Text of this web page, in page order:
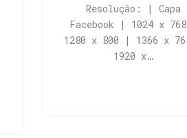
Resolução: | Capa
Facebook | 1024 x
1280 x 800 | 1366 x
1920 x…